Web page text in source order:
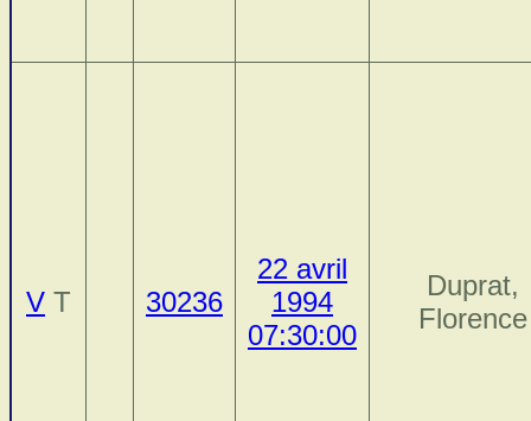
V T 30236
22 avril
1994
07:30:00
Duprat,
Florence